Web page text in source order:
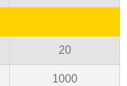
20
1000